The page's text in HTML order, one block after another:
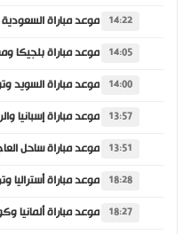
14:22
14:05
14:00
13:57
13:51
18:28
18:27